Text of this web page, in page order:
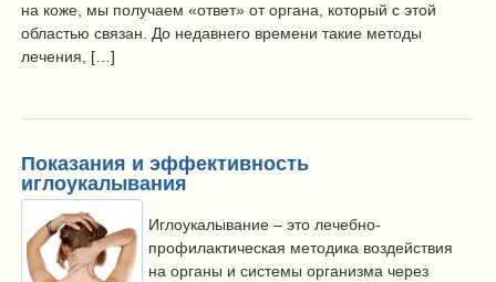
на коже, мы получаем «ответ» от органа, который с этой
областью связан. До недавнего времени такие методы
лечения, […]
Показания и эффективность
иглоукалывания
Иглоукалывание – это лечебно-
профилактическая методика воздействия
на органы и системы организма через